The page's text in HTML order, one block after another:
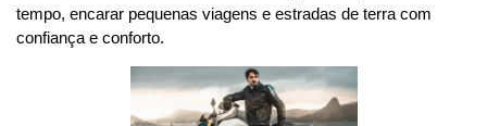
tempo, encarar pequenas viagens e estradas de terra com
confiança e conforto.